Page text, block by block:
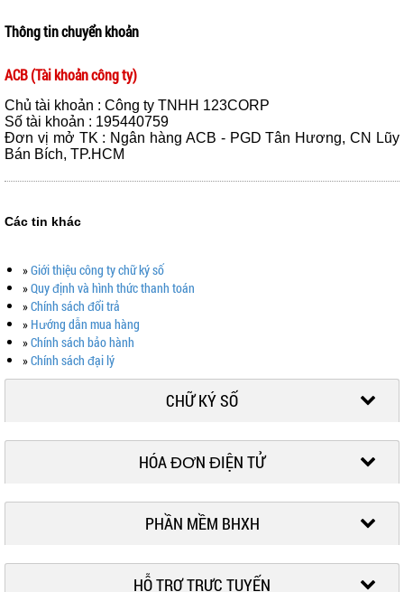
Thông tin chuyển khoản
ACB (Tài khoản công ty)
Chủ tài khoản : Công ty TNHH 123CORP
Số tài khoản : 195440759
Đơn vị mở TK : Ngân hàng ACB - PGD Tân Hương, CN Lũy
Bán Bích, TP.HCM
Các tin khác
»Giới thiệu công ty chữ ký số
»Quy định và hình thức thanh toán
»Chính sách đổi trả
» Hướng dẫn mua hàng
»Chính sách bảo hành
»Chính sách đại lý
CHỮ KÝ SỐ
HÓA ĐƠN ĐIỆN TỬ
PHẦN MỀM BHXH
HỖ TRỢ TRỰC TUYẾN